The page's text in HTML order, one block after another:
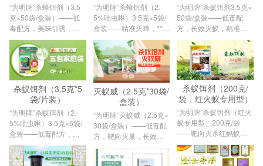
“为明牌”杀蟑饵剂（3.5
克×50袋/盒装）——低
毒配方，美味引诱，窝
内团杀
杀蚁饵剂（3.5克*5
袋/片装）
“为明牌”杀蚁饵剂（2.
5%吡虫啉）3.5克×5袋/
盒装——低毒配方，靶
向灭蚁，阻断巢穴！···
​​“为明牌”杀蟑饵剂（2.
5%吡虫啉）3.5克×5袋/
盒装​​——精准灭蟑，***
*，守···
灭蚁威（2.5克*30袋/
盒装）
“为明牌”灭蚁威（2.5克×
30袋/盒装）——低毒配
方，靶向灭巢，长效阻
断
“为明牌”杀蚁饵剂3.5克×
50袋/盒装——低毒配
方，长效灭蚁，精准阻
断
杀蚁饵剂（200克/
袋，红火蚁专用型）
“为明牌”杀蚁饵剂（红火
蚁专用型）200克/袋
——靶向灭杀红蚂蚁，
低毒配方